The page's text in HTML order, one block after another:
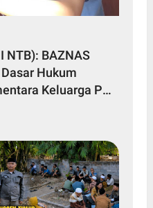
NTB): BAZNAS
Hukum
Keluarga PMI